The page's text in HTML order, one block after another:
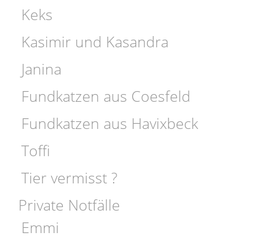
Keks
Kasimir und Kasandra
Janina
Fundkatzen aus Coesfeld
Fundkatzen aus Havixbeck
Toffi
Tier vermisst ?
Private Notfälle
Emmi